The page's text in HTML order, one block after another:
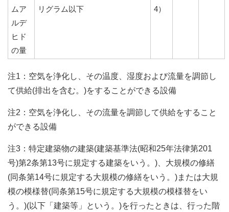
ムア
ルデ
ヒド
の量
リグラム以下
4）
注1：空気を浄化し、その温度、湿度および流量を調節し
て供給(排出を含む。)をすることができる設備
注2：空気を浄化し、その流量を調節して供給をすること
ができる設備
注3：特定建築物の建築(建築基準法(昭和25年法律第201
号)第2条第13号に規定する建築をいう。)、大規模の修繕
(同条第14号に規定する大規模の修繕をいう。)または大規
模の模様替(同条第15号に規定する大規模の模様替をい
う。)(以下「建築等」という。)を行ったときは、行った階